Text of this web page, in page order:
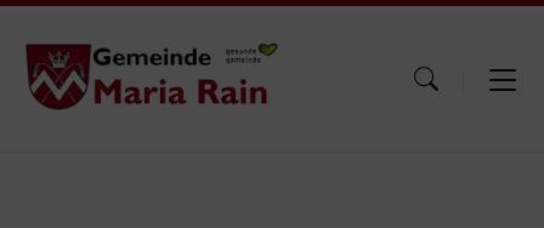
Skip
content
Skip
main
navigation
Skip
footer